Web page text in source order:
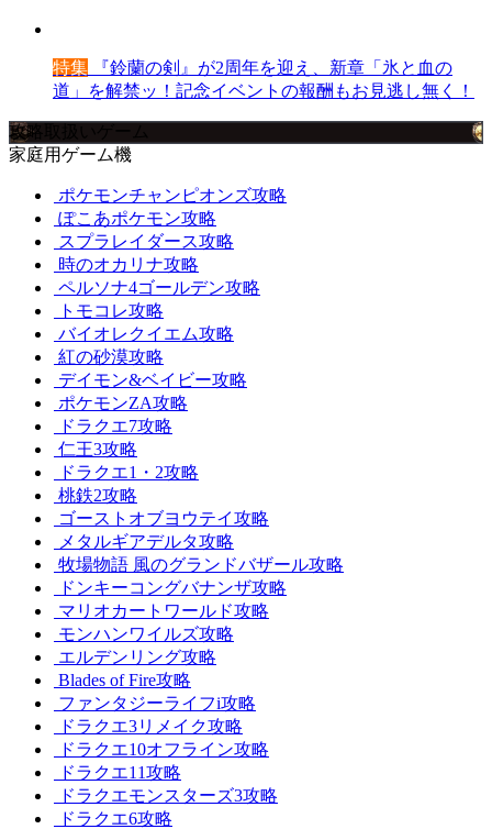
特集 『鈴蘭の剣』が2周年を迎え、新章「氷と血の
道」を解禁ッ！記念イベントの報酬もお見逃し無く！
攻略取扱いゲーム
家庭用ゲーム機
ポケモンチャンピオンズ攻略
ぽこあポケモン攻略
スプラレイダース攻略
時のオカリナ攻略
ペルソナ4ゴールデン攻略
トモコレ攻略
バイオレクイエム攻略
紅の砂漠攻略
デイモン&ベイビー攻略
ポケモンZA攻略
ドラクエ7攻略
仁王3攻略
ドラクエ1・2攻略
桃鉄2攻略
ゴーストオブヨウテイ攻略
メタルギアデルタ攻略
牧場物語 風のグランドバザール攻略
ドンキーコングバナンザ攻略
マリオカートワールド攻略
モンハンワイルズ攻略
エルデンリング攻略
Blades of Fire攻略
ファンタジーライフi攻略
ドラクエ3リメイク攻略
ドラクエ10オフライン攻略
ドラクエ11攻略
ドラクエモンスターズ3攻略
ドラクエ6攻略